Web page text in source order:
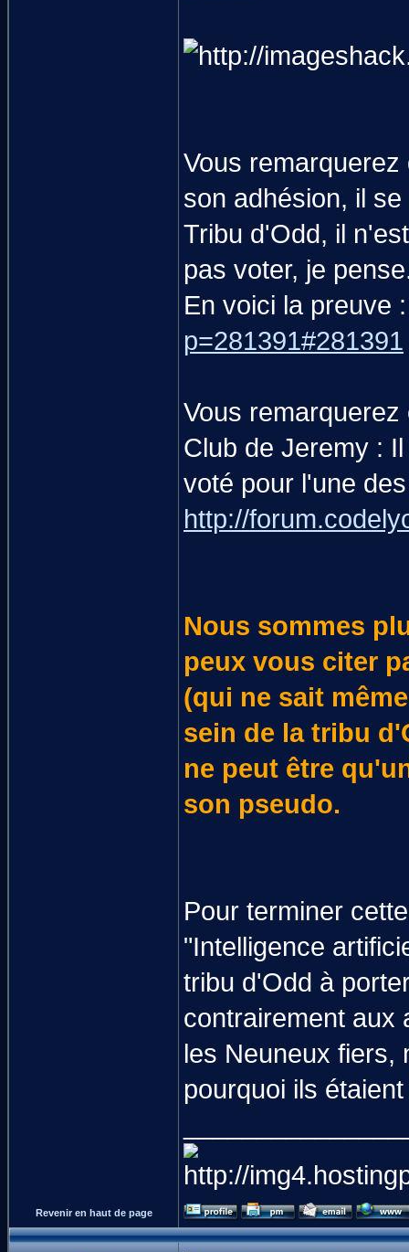
Vous
son adhésion, il
Tribu d'Odd, il
pas voter, je
En voici la preuve
p=281391#281391
Vous
Club de Jeremy :
voté pour l'une
http://
Nous sommes
peux vous citer
(qui ne sait
sein de la tribu
ne peut être
son pseudo.
Pour terminer
"Intelligence
tribu d'Odd à
contrairement aux
les Neuneux fiers,
pourquoi ils
Revenir en haut de page